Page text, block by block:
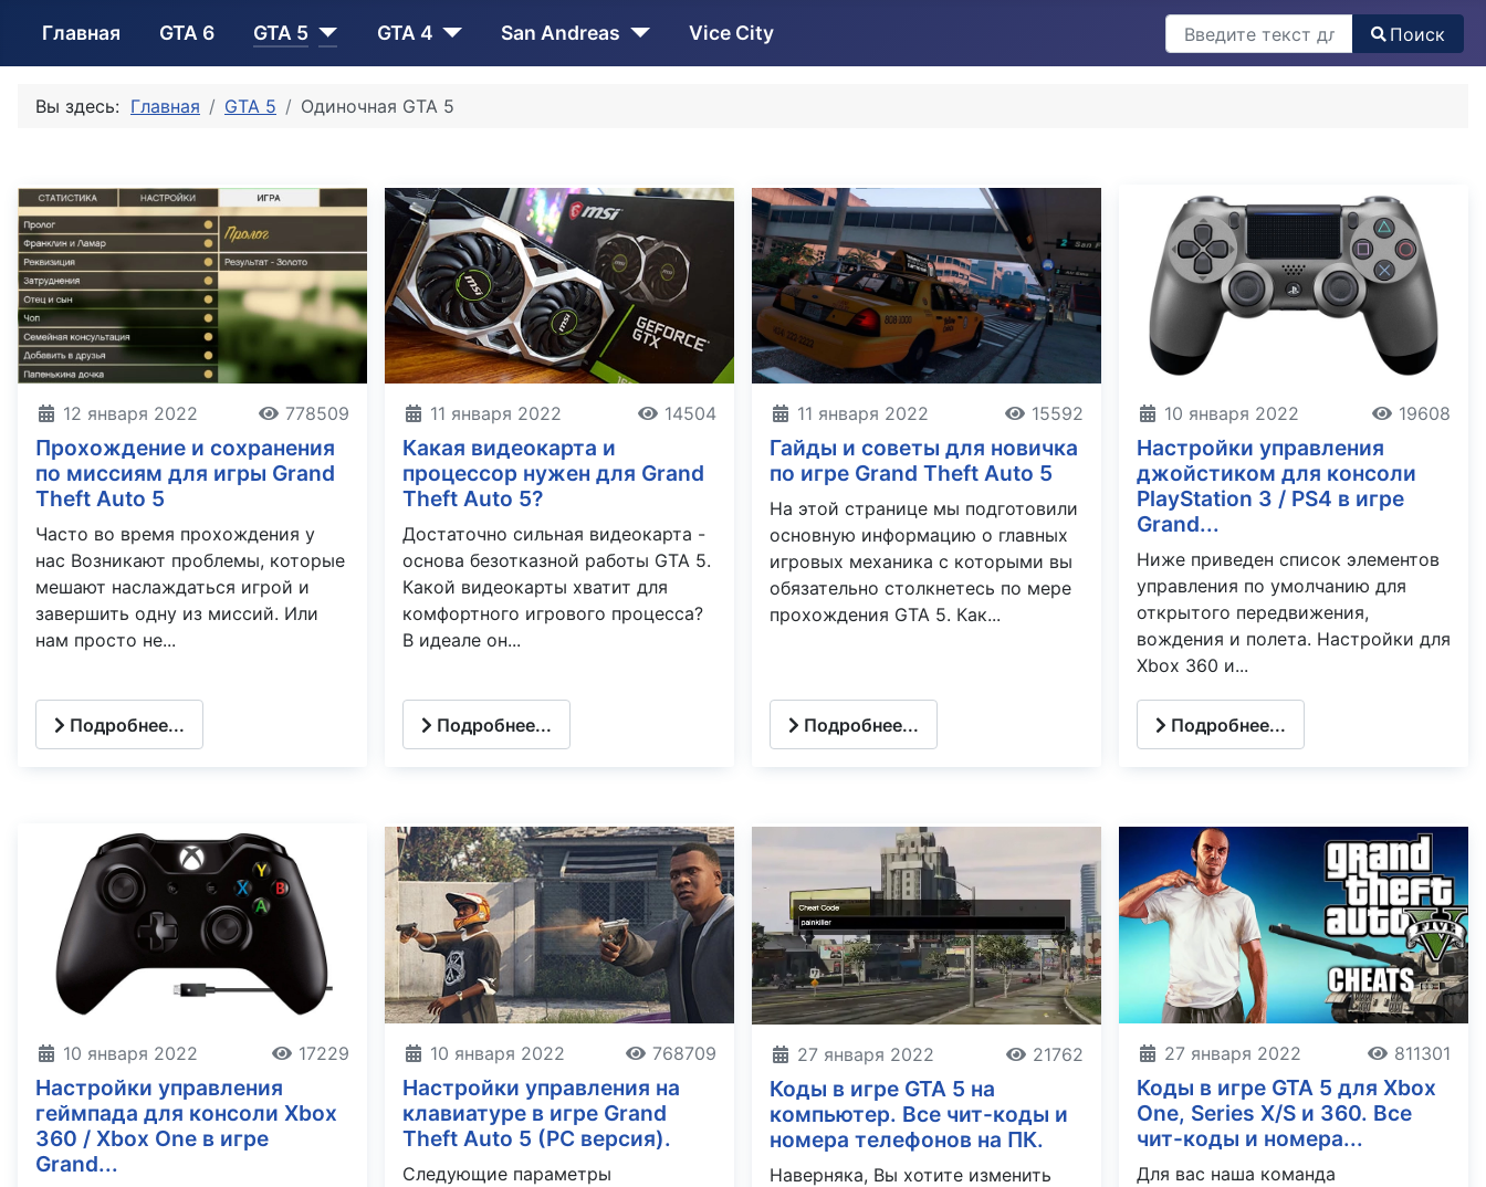
Главная GTA 6 GTA 5 GTA 4 San Andreas Vice City Поиск Поиск
Вы здесь: Главная GTA 5 Одиночная GTA 5
12 января 2022 778509
Прохождение и сохранения
по миссиям для игры Grand
Theft Auto 5
Часто во время прохождения у
нас Возникают проблемы, которые
мешают наслаждаться игрой и
завершить одну из миссий. Или
нам просто не...
Подробнее...
11 января 2022 14504
Какая видеокарта и
процессор нужен для Grand
Theft Auto 5?
Достаточно сильная видеокарта -
основа безотказной работы GTA 5.
Какой видеокарты хватит для
комфортного игрового процесса?
В идеале он...
Подробнее...
11 января 2022 15592
Гайды и советы для новичка
по игре Grand Theft Auto 5
На этой странице мы подготовили
основную информацию о главных
игровых механика с которыми вы
обязательно столкнетесь по мере
прохождения GTA 5. Как...
Подробнее...
10 января 2022 19608
Настройки управления
джойстиком для консоли
PlayStation 3 / PS4 в игре
Grand...
Ниже приведен список элементов
управления по умолчанию для
открытого передвижения,
вождения и полета. Настройки для
Xbox 360 и...
Подробнее...
10 января 2022 17229
Настройки управления
геймпада для консоли Xbox
360 / Xbox One в игре
Grand...
10 января 2022 768709
Настройки управления на
клавиатуре в игре Grand
Theft Auto 5 (PC версия).
Следующие параметры
27 января 2022 21762
Коды в игре GTA 5 на
компьютер. Все чит-коды и
номера телефонов на ПК.
Наверняка, Вы хотите изменить
27 января 2022 811301
Коды в игре GTA 5 для Xbox
One, Series X/S и 360. Все
чит-коды и номера...
Для вас наша команда